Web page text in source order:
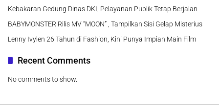
Kebakaran Gedung Dinas DKI, Pelayanan Publik Tetap Berjalan
BABYMONSTER Rilis MV “MOON” , Tampilkan Sisi Gelap Misterius
Lenny Ivylen 26 Tahun di Fashion, Kini Punya Impian Main Film
Recent Comments
No comments to show.